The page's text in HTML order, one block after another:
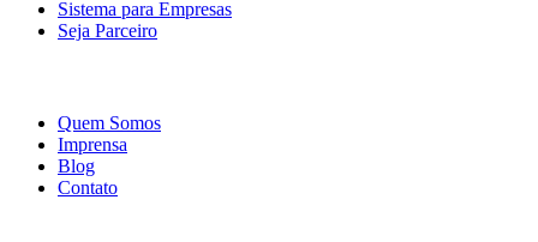
Sistema para Empresas
Seja Parceiro
Quem Somos
Imprensa
Blog
Contato